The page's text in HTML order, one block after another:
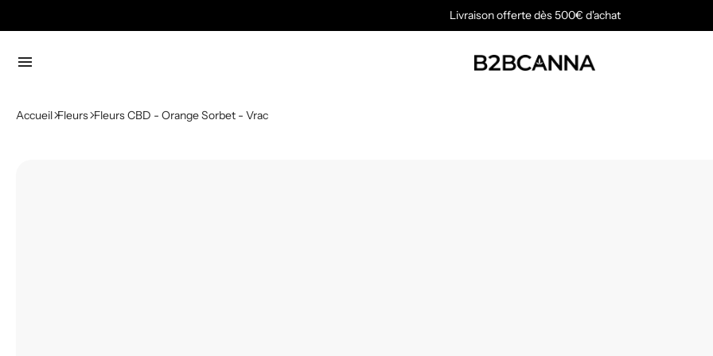
Livraison offerte dès 500€ d'achat
menu
Accueil Fleurs Fleurs CBD - Orange Sorbet - Vrac